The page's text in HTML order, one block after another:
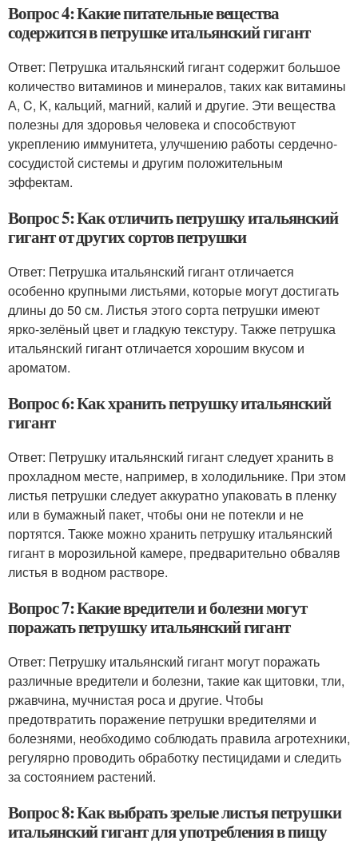
Вопрос 4: Какие питательные вещества
содержится в петрушке итальянский гигант
Ответ: Петрушка итальянский гигант содержит большое
количество витаминов и минералов, таких как витамины
А, C, K, кальций, магний, калий и другие. Эти вещества
полезны для здоровья человека и способствуют
укреплению иммунитета, улучшению работы сердечно-
сосудистой системы и другим положительным
эффектам.
Вопрос 5: Как отличить петрушку итальянский
гигант от других сортов петрушки
Ответ: Петрушка итальянский гигант отличается
особенно крупными листьями, которые могут достигать
длины до 50 см. Листья этого сорта петрушки имеют
ярко-зелёный цвет и гладкую текстуру. Также петрушка
итальянский гигант отличается хорошим вкусом и
ароматом.
Вопрос 6: Как хранить петрушку итальянский
гигант
Ответ: Петрушку итальянский гигант следует хранить в
прохладном месте, например, в холодильнике. При этом
листья петрушки следует аккуратно упаковать в пленку
или в бумажный пакет, чтобы они не потекли и не
портятся. Также можно хранить петрушку итальянский
гигант в морозильной камере, предварительно обваляв
листья в водном растворе.
Вопрос 7: Какие вредители и болезни могут
поражать петрушку итальянский гигант
Ответ: Петрушку итальянский гигант могут поражать
различные вредители и болезни, такие как щитовки, тли,
ржавчина, мучнистая роса и другие. Чтобы
предотвратить поражение петрушки вредителями и
болезнями, необходимо соблюдать правила агротехники,
регулярно проводить обработку пестицидами и следить
за состоянием растений.
Вопрос 8: Как выбрать зрелые листья петрушки
итальянский гигант для употребления в пищу